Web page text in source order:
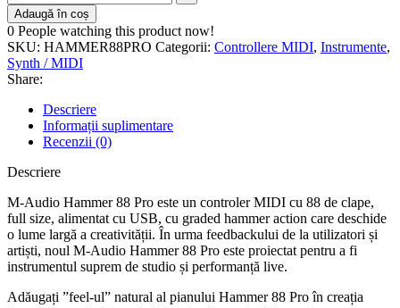
Adaugă în coș
0 People watching this product now!
SKU: HAMMER88PRO Categorii: Controllere MIDI, Instrumente,
Synth / MIDI
Share:
Descriere
Informații suplimentare
Recenzii (0)
Descriere
M-Audio Hammer 88 Pro este un controler MIDI cu 88 de clape,
full size, alimentat cu USB, cu graded hammer action care deschide
o lume largă a creativității. În urma feedbackului de la utilizatori și
artiști, noul M-Audio Hammer 88 Pro este proiectat pentru a fi
instrumentul suprem de studio și performanță live.
Adăugați ”feel-ul” natural al pianului Hammer 88 Pro în creația